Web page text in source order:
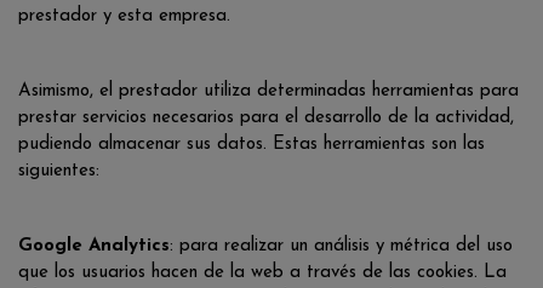
prestador y esta empresa.
Asimismo, el prestador utiliza determinadas herramientas para
prestar servicios necesarios para el desarrollo de la actividad,
pudiendo almacenar sus datos. Estas herramientas son las
siguientes:
Google Analytics: para realizar un análisis y métrica del uso
que los usuarios hacen de la web a través de las cookies. La